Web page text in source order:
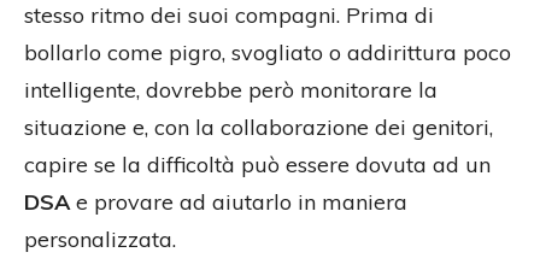
stesso ritmo dei suoi compagni. Prima di
bollarlo come pigro, svogliato o addirittura poco
intelligente, dovrebbe però monitorare la
situazione e, con la collaborazione dei genitori,
capire se la difficoltà può essere dovuta ad un
DSAe provare ad aiutarlo in maniera
personalizzata.